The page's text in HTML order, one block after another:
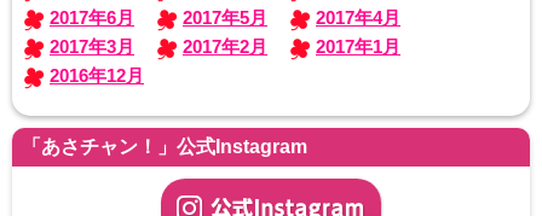
2017年6月
2017年5月
2017年4月
2017年3月
2017年2月
2017年1月
2016年12月
「あさチャン！」公式Instagram